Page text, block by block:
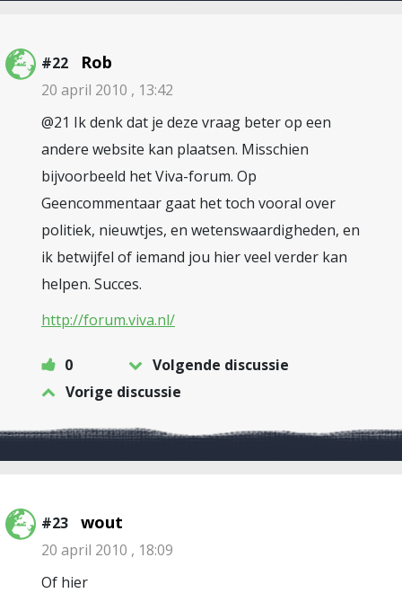
#22 Rob
20 april 2010 , 13:42
@21 Ik denk dat je deze vraag beter op een
andere website kan plaatsen. Misschien
bijvoorbeeld het Viva-forum. Op
Geencommentaar gaat het toch vooral over
politiek, nieuwtjes, en wetenswaardigheden, en
ik betwijfel of iemand jou hier veel verder kan
helpen. Succes.
http://forum.viva.nl/
0
Volgende discussie
Vorige discussie
#23 wout
20 april 2010 , 18:09
Of hier